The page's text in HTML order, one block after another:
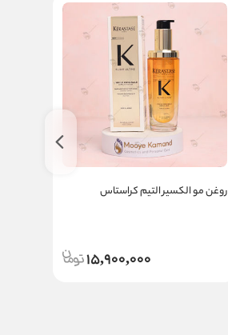
روغن مو الکسیر التیم کراستاس
15,900,000